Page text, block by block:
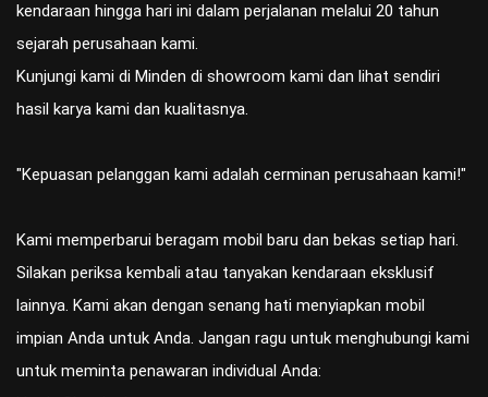
kendaraan hingga hari ini dalam perjalanan melalui 20 tahun
sejarah perusahaan kami.
Kunjungi kami di Minden di showroom kami dan lihat sendiri
hasil karya kami dan kualitasnya.
"Kepuasan pelanggan kami adalah cerminan perusahaan kami!"
Kami memperbarui beragam mobil baru dan bekas setiap hari.
Silakan periksa kembali atau tanyakan kendaraan eksklusif
lainnya. Kami akan dengan senang hati menyiapkan mobil
impian Anda untuk Anda. Jangan ragu untuk menghubungi kami
untuk meminta penawaran individual Anda: